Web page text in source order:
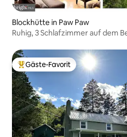
Blockhütte in Paw Paw
Ruhig, 3 Schlafzimmer auf dem
Beliebter Gäste-Favorit.
Gäste-Favorit